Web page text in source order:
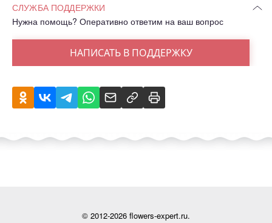
СЛУЖБА ПОДДЕРЖКИ
Нужна помощь? Оперативно ответим на ваш вопрос
НАПИСАТЬ В ПОДДЕРЖКУ
© 2012-2026 flowers-expert.ru.